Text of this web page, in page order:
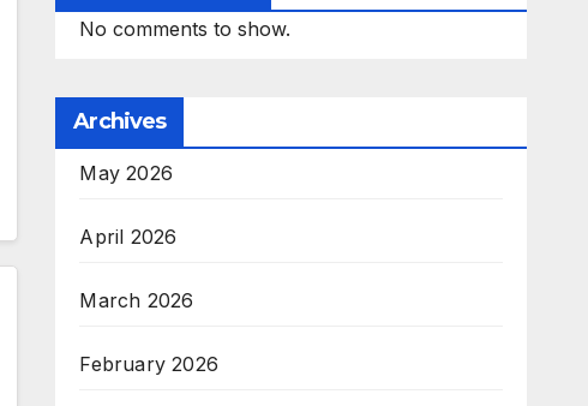
No comments to show.
Archives
May 2026
April 2026
March 2026
February 2026